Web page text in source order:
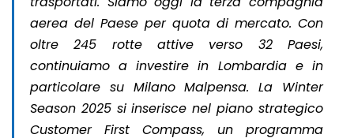
aerea del Paese per quota di mercato. Con
oltre 245 rotte attive verso 32 Paesi,
continuiamo a investire in Lombardia e in
particolare su Milano Malpensa. La Winter
Season 2025 si inserisce nel piano strategico
Customer First Compass, un programma